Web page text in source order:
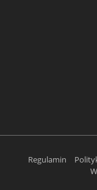
Regulamin